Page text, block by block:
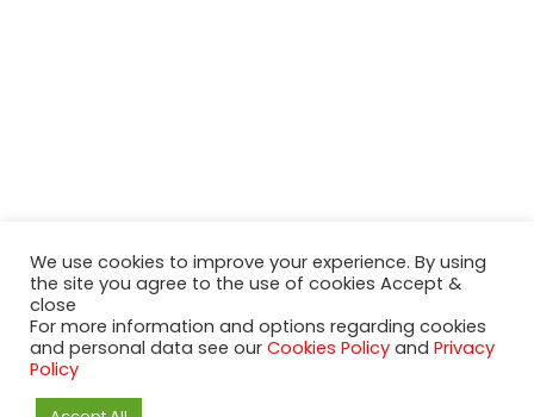
2020-2023 NeueModelleAutos.de. KaripNetwork - All rights
reserved.
NeuesModelAuto.de
We use cookies to improve your experience. By using
the site you agree to the use of cookies Accept &
close
For more information and options regarding cookies
and personal data see our Cookies Policy and Privacy
Policy